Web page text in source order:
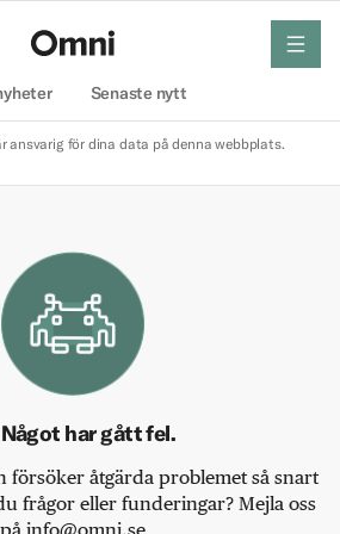
Senaste nytt
meny
ansvarig för dina data på denna webbplats.
har gått fel.
försöker åtgärda problemet så snart
frågor eller funderingar? Mejla oss